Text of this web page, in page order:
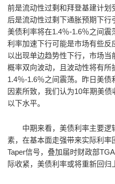
前是流动性过剩和拜登基建计划
后是流动性过剩下通胀预期下行
美债利率将在1.4％-1.6％之间
利率加速下行可能是市场有些
以出现单边趋势性下行，市场
概率双向波动，且波动性将有所
1.4％-1.6％之间震荡。昨日美
因素所致，我们认为10年期美
以下水平。
中期来看，美债利率主要逻
素，在基本面走强带来实际利率
Taper信号，叠加届时财政部
际收紧，美债利率或将重新回归